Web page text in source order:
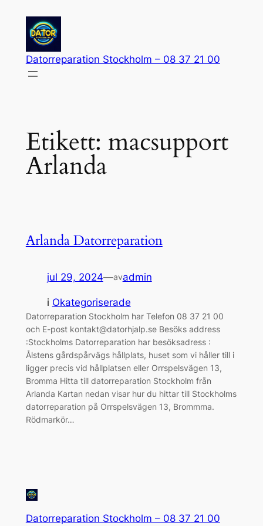
innehåll
Datorreparation Stockholm – 08 37 21 00
Etikett: macsupport
Arlanda
Arlanda Datorreparation
jul 29, 2024—avadmin
i Okategoriserade
Datorreparation Stockholm har Telefon 08 37 21 00
och E-post kontakt@datorhjalp.se Besöks address
:Stockholms Datorreparation har besöksadress :
Ålstens gårdspårvägs hållplats, huset som vi håller till i
ligger precis vid hållplatsen eller Orrspelsvägen 13,
Bromma Hitta till datorreparation Stockholm från
Arlanda Kartan nedan visar hur du hittar till Stockholms
datorreparation på Orrspelsvägen 13, Brommma.
Rödmarkör…
Datorreparation Stockholm – 08 37 21 00